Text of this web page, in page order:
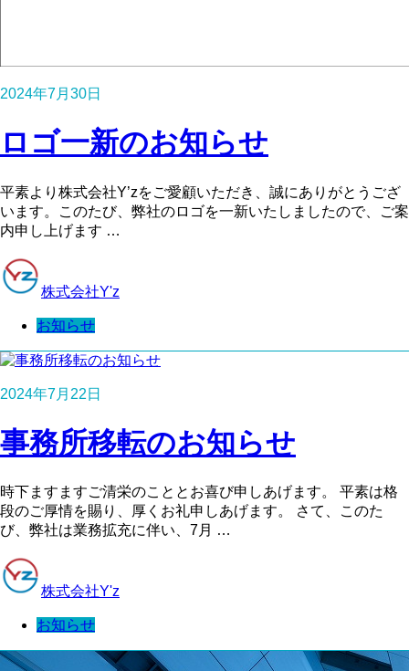
2024年7月30日
ロゴ一新のお知らせ
平素より株式会社Y’zをご愛顧いただき、誠にありがとうござ
います。このたび、弊社のロゴを一新いたしましたので、ご案
内申し上げます …
株式会社Y'z
お知らせ
2024年7月22日
事務所移転のお知らせ
時下ますますご清栄のこととお喜び申しあげます。 平素は格
段のご厚情を賜り、厚くお礼申しあげます。 さて、このた
び、弊社は業務拡充に伴い、7月 …
株式会社Y'z
お知らせ